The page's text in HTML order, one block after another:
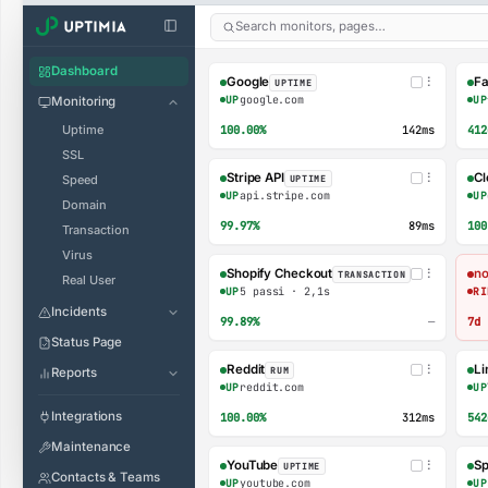
Dashboard
Monitoring
Uptime
SSL
Speed
Domain
Transaction
Virus
Real User
Incidents
Status Page
Reports
Integrations
Maintenance
Contacts & Teams
Search monitors, pages…
Google UPTIME ⋮
UPgoogle.com
100.00% 142ms
UP
Stripe API UPTIME ⋮
UPapi.stripe.com
99.97% 89ms
UP
Shopify Checkout TRANSACTION ⋮
UP5 passi · 2,1s
99.89% — 7d
Reddit RUM ⋮
UPreddit.com
100.00% 312ms
UP
YouTube UPTIME ⋮
UPyoutube.com UP